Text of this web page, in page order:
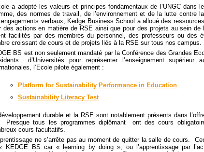
a adopté les valeurs et principes fondamentaux de l’UNGC dans
des normes de travail, de l’environnement et de la lutte contre
verbaux, Kedge Business School a alloué des
des actions en matière de RSE ainsi que pour des projets au sein de
facilités par des membres du personnel, des professeurs ou des
croissant de cours et de projets liés à la RSE sur tous nos campus.
BS est non seulement mandaté par la Conférence des Grandes
d’Universités pour représenter l’enseignement supérieur
l’Ecole pilote également :
Platform for Sustainability Performance in Education
Sustainability Literacy Test
durable et la RSE sont notablement présents dans
Presque tous les programmes diplômant ont des cours
cours facultatifs.
ne s’arrête pas au moment de quitter la salle de cours.
KEDGE BS car « learning by doing », ou l’apprentissage par